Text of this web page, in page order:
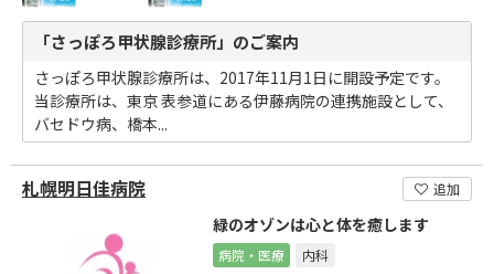
「さっぽろ甲状腺診療所」のご案内
さっぽろ甲状腺診療所は、2017年11月1日に開設予定です。
当診療所は、東京 表参道にある伊藤病院の連携施設として、
バセドウ病、橋本...
札幌明日佳病院 追加
緑のオゾンは心と体を癒します
病院・医療 内科